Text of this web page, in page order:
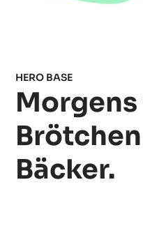
HERO BASE
Bäcker.